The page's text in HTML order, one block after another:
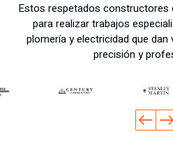
Estos respetados constructores
para realizar trabajos
plomería y electricidad que
precisión y